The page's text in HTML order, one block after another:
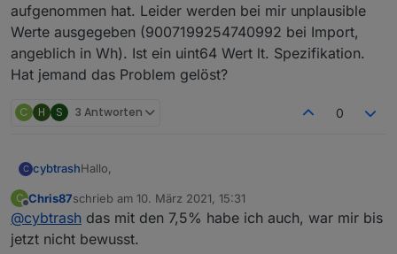
aufgenommen hat. Leider werden bei mir unplausible
Werte ausgegeben (9007199254740992 bei Import,
angeblich in Wh). Ist ein uint64 Wert lt. Spezifikation.
Hat jemand das Problem gelöst?
C H S 3 Antworten 0
C cybtrashHallo,
bei mir weichen leider die Werte der AC Gesamt-
Energieproduktion (40093_I_AC_Energie_WH) jeden
Tag etwas ab von denen, die im Online Portal
Meine Konfig: einphasiger Wechselrichter SE4000H,
C
Offline
Chris87schrieb am 10. März 2021, 15:31
zuletzt editiert von
@cybtrash das mit den 7,5% habe ich auch, war mir bis
jetzt nicht bewusst.